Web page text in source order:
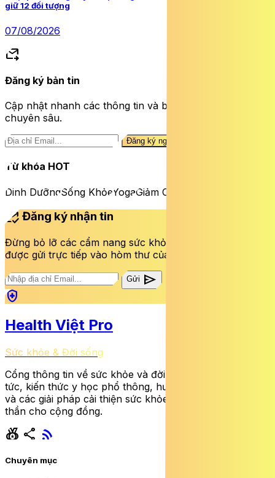
giữ 12 đối tượng
07/08/2026
forward_to_inbox
Đăng ký bản tin
Cập nhật nhanh các thông tin và bài viết sức khỏe
chuyên sâu.
Đăng ký ngay
Từ khóa HOT
Dinh DưỡngSống KhỏeYogaGiảm Cân
mark_email_read Đăng ký nhận tin
Đừng bỏ lỡ các cẩm nang sức khỏe và bài viết mới nhất
được gửi trực tiếp vào hòm thư của bạn mỗi tuần.
Gửi send
health_and_safety
Health Việt Pro
Sức khỏe & Đời sống
Cổng thông tin về sức khỏe và đời sống cung cấp tin
tức, kiến thức y học phổ thông, hướng dẫn dinh dưỡng
và các giải pháp cải thiện sức khỏe thể chất lẫn tinh
thần cho cộng đồng.
social_leaderboard share rss_feed
Chuyên mục